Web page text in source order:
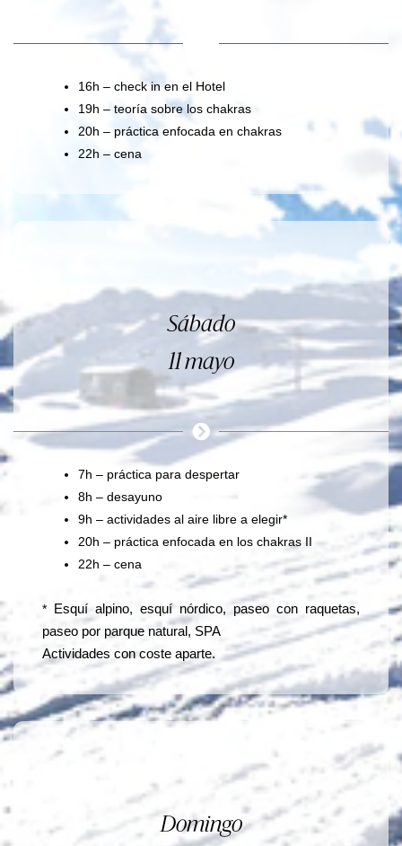
16h – check in en el Hotel
19h – teoría sobre los chakras
20h – práctica enfocada en chakras
22h – cena
Sábado
11 mayo
7h – práctica para despertar
8h – desayuno
9h – actividades al aire libre a elegir*
20h – práctica enfocada en los chakras II
22h – cena
* Esquí alpino, esquí nórdico,
paseo por parque natural, SPA
Actividades con coste aparte.
Domingo